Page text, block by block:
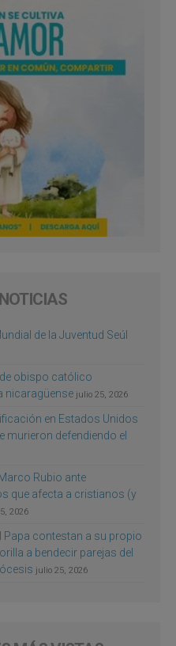
de la Juventud Seúl
obispo católico
nicaragüense julio 25, 2026
en Estados Unidos
murieron defendiendo el
Rubio ante
que afecta a cristianos (y
2026
Papa contestan a su propio
a bendecir parejas del
julio 25, 2026